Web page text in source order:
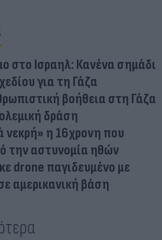
στο Ισραηλ: Κανένα σημάδι
για τη Γάζα
βοήθεια στη Γάζα
δράση
νεκρή» η 16χρονη που
την αστυνομία ηθών
drone παγιδευμένο με
αμερικανική βάση